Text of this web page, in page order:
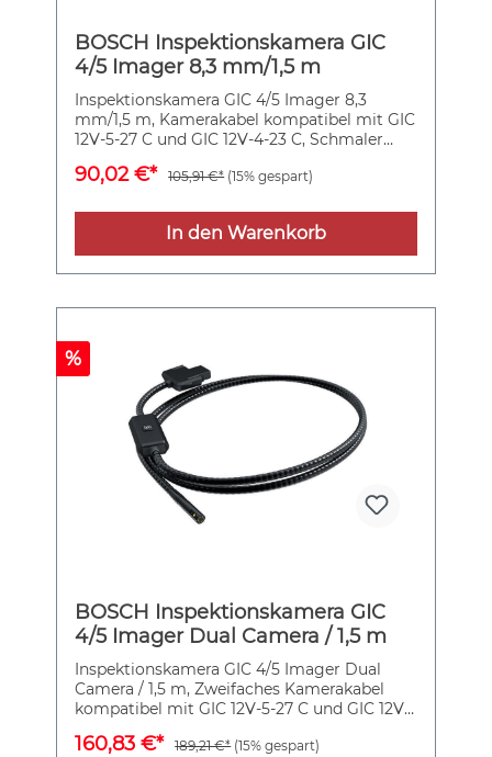
Stellen klare Sicht herrscht. Kamerakabel für
GIC 120 C, Ø 8,5 mm, Länge 120 cm (1 600
A00 9B9). Haken, Magnet, Spiegel. 4 x 1,5 V-
LR6-Batterie (AA)
BOSCH Inspektionskamera GIC
4/5 Imager 8,3 mm/1,5 m
Inspektionskamera GIC 4/5 Imager 8,3
mm/1,5 m, Kamerakabel kompatibel mit GIC
12V-5-27 C und GIC 12V-4-23 C, Schmaler
zu engen Inspektionsbereichen, Unterstützt
5-27 C)/Up Indicator (GIC 12V-4-23 C), Ideal
für raue Baustellen dank Schutz gegen
Staub, Wasser und sonstige Flüssigkeiten
90,02 €* 105,91 €* (15% gespart)
In den Warenkorb
%
BOSCH Inspektionskamera GIC
4/5 Imager Dual Camera / 1,5 m
Inspektionskamera GIC 4/5 Imager Dual
Camera / 1,5 m, Zweifaches Kamerakabel
kompatibel mit GIC 12V-5-27 C und GIC 12V-
ermöglicht Rundum-Inspektion , Front- und
160,83 €* 189,21 €* (15% gespart)